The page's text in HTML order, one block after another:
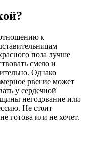
к
пола лучше
смело и
Однако
рвение может
у сердечной
негодование или
Не стоит
готова или не хочет.